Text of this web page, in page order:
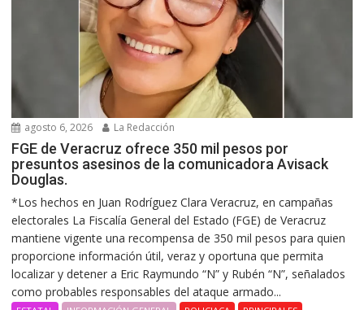
agosto 6, 2026 La Redacción
FGE de Veracruz ofrece 350 mil pesos por
presuntos asesinos de la comunicadora Avisack
Douglas.
*Los hechos en Juan Rodríguez Clara Veracruz, en campañas
electorales La Fiscalía General del Estado (FGE) de Veracruz
mantiene vigente una recompensa de 350 mil pesos para quien
proporcione información útil, veraz y oportuna que permita
localizar y detener a Eric Raymundo “N” y Rubén “N”, señalados
como probables responsables del ataque armado...